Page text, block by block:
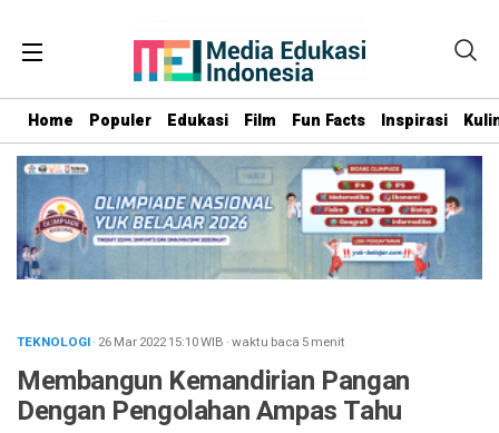
Home Populer Edukasi Film Fun Facts Inspirasi
TEKNOLOGI· 26 Mar 202215:10WIB ·waktu baca 5 menit
Membangun Kemandirian Pangan
Dengan Pengolahan Ampas Tahu